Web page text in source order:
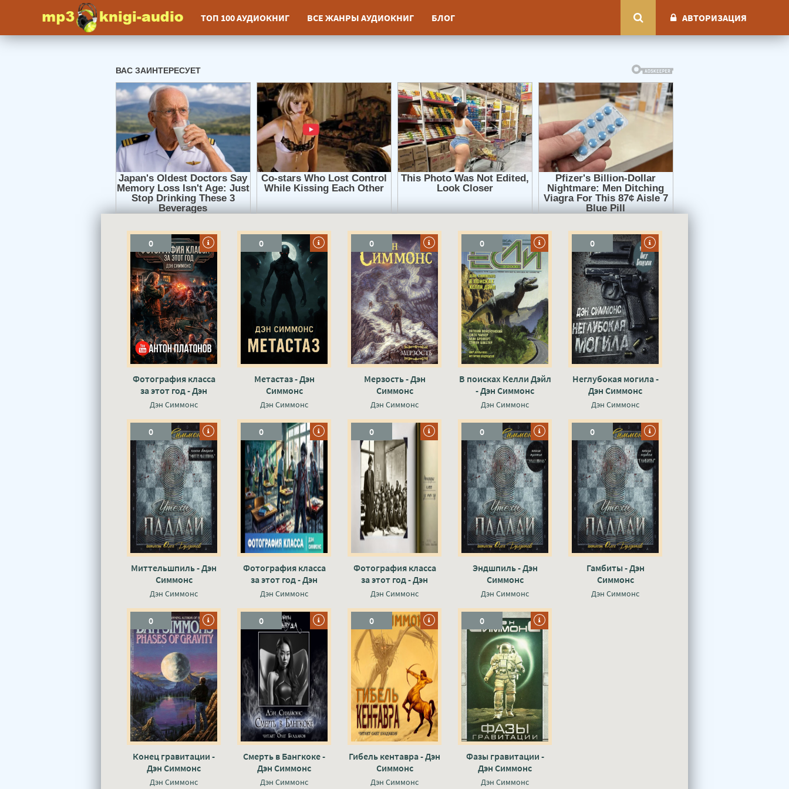
ТОП 100 АУДИОКНИГ ВСЕ ЖАНРЫ АУДИОКНИГ БЛОГ АВТОРИЗАЦИЯ
0
Фотография класса
за этот год - Дэн
Симмонс
Дэн Симмонс
0
Метастаз - Дэн
Симмонс
Дэн Симмонс
0
Мерзость - Дэн
Симмонс
Дэн Симмонс
0
В поисках Келли Дэйл
- Дэн Симмонс
Дэн Симмонс
0
Неглубокая могила -
Дэн Симмонс
Дэн Симмонс
0
Миттельшпиль - Дэн
Симмонс
Дэн Симмонс
0
Фотография класса
за этот год - Дэн
Симмонс
Дэн Симмонс
0
Фотография класса
за этот год - Дэн
Симмонс
Дэн Симмонс
0
Эндшпиль - Дэн
Симмонс
Дэн Симмонс
0
Гамбиты - Дэн
Симмонс
Дэн Симмонс
0
Конец гравитации -
Дэн Симмонс
Дэн Симмонс
0
Смерть в Бангкоке -
Дэн Симмонс
Дэн Симмонс
0
Гибель кентавра - Дэн
Симмонс
Дэн Симмонс
0
Фазы гравитации -
Дэн Симмонс
Дэн Симмонс